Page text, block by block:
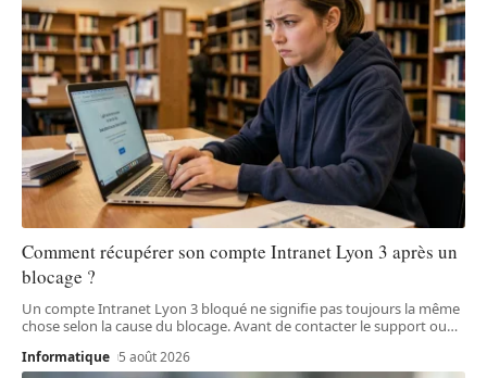
Comment récupérer son compte Intranet Lyon 3 après un
blocage ?
Un compte Intranet Lyon 3 bloqué ne signifie pas toujours la même
chose selon la cause du blocage. Avant de contacter le support ou…
Informatique 5 août 2026